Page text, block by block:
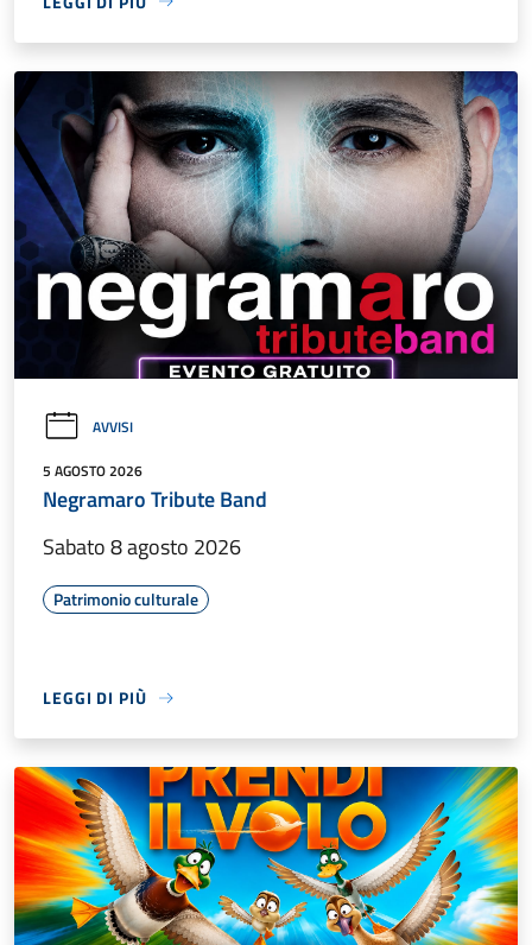
AVVISI
5 AGOSTO 2026
Negramaro Tribute Band
Sabato 8 agosto 2026
Patrimonio culturale
LEGGI DI PIÙ